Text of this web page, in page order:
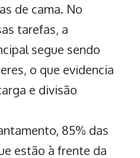
de cama. No
tarefas, a
segue sendo
o que evidencia
e divisão
85% das
estão à frente da